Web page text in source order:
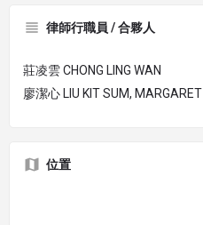
律師行職員 / 合夥人
莊凌雲 CHONG LING WAN
廖潔心 LIU KIT SUM, MARGARET
位置